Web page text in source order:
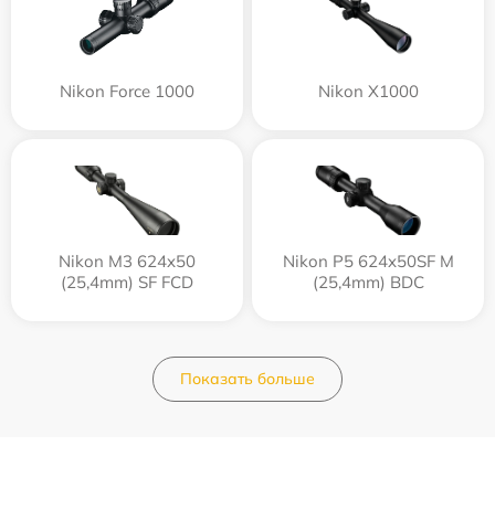
Nikon Force 1000 Nikon X1000
Nikon M3 624x50
(25,4mm) SF FCD
Nikon P5 624x50SF M
(25,4mm) BDC
Показать больше